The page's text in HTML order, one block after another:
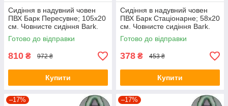
Сидіння в надувний човен
ПВХ Барк Пересувне; 105х20
см. Човнисте сидіння Bark.
Готово до відправки
810 ₴ 972 ₴
Купити
Сидіння в надувний човен
ПВХ Барк Стаціонарне; 58х20
см. Човнисте сидіння Bark.
Готово до відправки
378 ₴ 453 ₴
Купити
–17% –17%